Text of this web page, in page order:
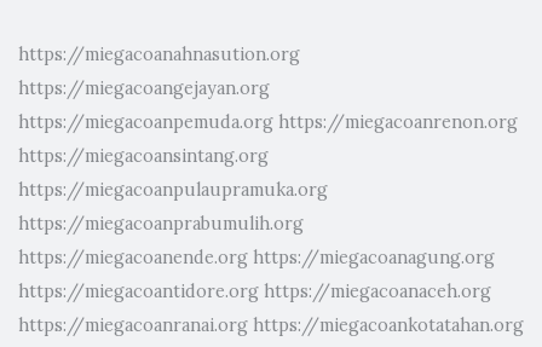
https://miegacoanahnasution.org
https://miegacoangejayan.org
https://miegacoanpemuda.org https://miegacoanrenon.org
https://miegacoansintang.org
https://miegacoanpulaupramuka.org
https://miegacoanprabumulih.org
https://miegacoanende.org https://miegacoanagung.org
https://miegacoantidore.org https://miegacoanaceh.org
https://miegacoanranai.org https://miegacoankotatahan.org